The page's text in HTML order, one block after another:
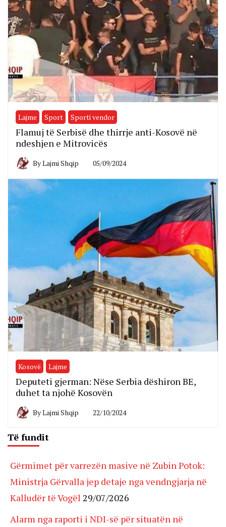
Lajme Sport Sporti vendor
Flamuj të Serbisë dhe thirrje anti-Kosovë në
ndeshjen e Mitrovicës
ByLajmi Shqip 05/09/2024
Kosovë Lajme
Deputeti gjerman: Nëse Serbia dëshiron BE,
duhet ta njohë Kosovën
ByLajmi Shqip 22/10/2024
Të fundit
Gërmimet për varrezën masive në Zubin Potok:
Ministrja Gërvalla jep detaje nga vendngjarja në
Kalludër të Vogël 29/07/2026
Alarm nga raporti i NDI-së për situatën në